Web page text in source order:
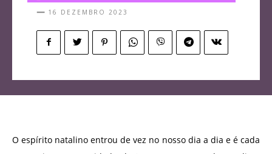
16 DEZEMBRO 2023
O espírito natalino entrou de vez no nosso dia a dia e é cada